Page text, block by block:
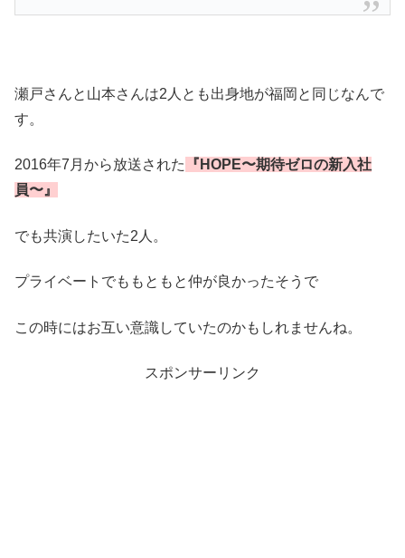
瀬戸さんと山本さんは2人とも出身地が福岡と同じなんで
す。
2016年7月から放送された
『HOPE〜期待ゼロの新入社
員〜』
でも共演したいた2人。
プライベートでももともと仲が良かったそうで
この時にはお互い意識していたのかもしれませんね。
スポンサーリンク